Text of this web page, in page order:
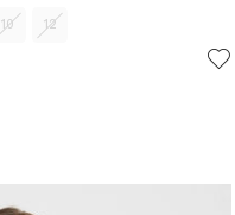
10 12